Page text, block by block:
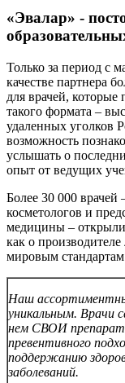
«Эвалар» -
Только за период с
качестве партнера
для врачей,
такого формата –
удаленных уголков
возможность
услышать о
опыт от ведущих
Более 30 000 врачей
косметологов и
медицины –
как о
мировым
Наш
уникальным. Врачи
нем СВОИ
превентивного
поддержанию
заболеваний.